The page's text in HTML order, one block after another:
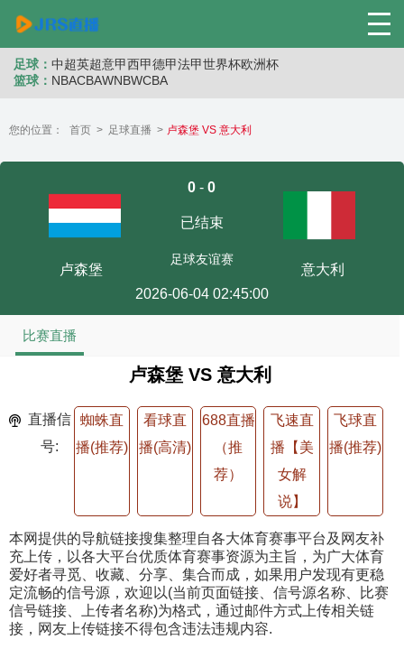
足球： 中超英超意甲西甲德甲法甲世界杯欧洲杯
篮球： NBACBAWNBWCBA
您的位置： 首页 > 足球直播 > 卢森堡 VS 意大利
卢森堡
0 -0
已结束
足球友谊赛
2026-06-04 02:45:00
意大利
比赛直播
卢森堡 VS 意大利
直播信
号:
蜘蛛直
播(推荐)
看球直
播(高清)
688直播
（推
荐）
飞速直
播【美
女解
说】
飞球直
播(推荐)
本网提供的导航链接搜集整理自各大体育赛事平台及网友补
充上传，以各大平台优质体育赛事资源为主旨，为广大体育
爱好者寻觅、收藏、分享、集合而成，如果用户发现有更稳
定流畅的信号源，欢迎以(当前页面链接、信号源名称、比赛
信号链接、上传者名称)为格式，通过邮件方式上传相关链
接，网友上传链接不得包含违法违规内容.